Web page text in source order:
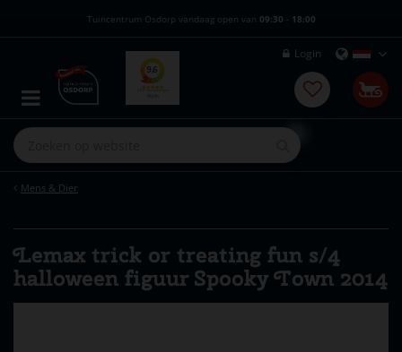
Mens & Dier
Tuincentrum Osdorp vandaag open van 09:30 - 18:00
Login
Lemax trick or treating fun s/4
halloween figuur Spooky Town 2014